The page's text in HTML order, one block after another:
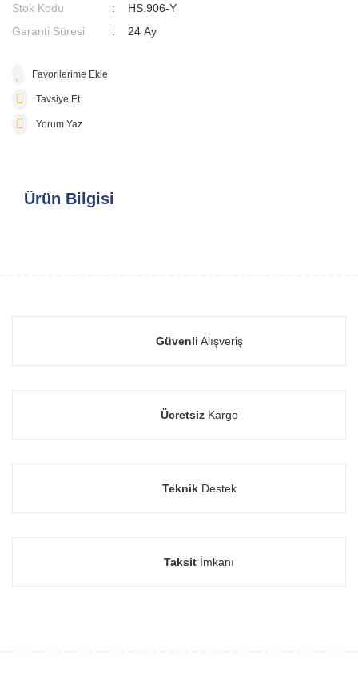
Stok Kodu
HS.906-Y
Garanti Süresi
24 Ay
Tavsiye Et
Yorum Yaz
Ürün Bilgisi
Güvenli Alışveriş
ÜcretsizKargo
TeknikDestek
Taksit İmkanı